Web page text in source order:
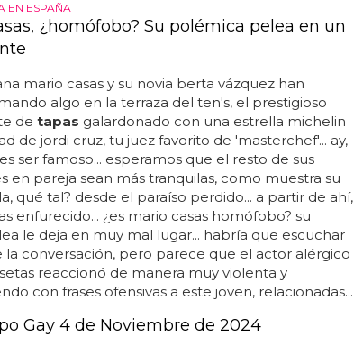
EN ESPAÑA
¿homófobo? Su polémica pelea en un
mario casas y su novia berta vázquez han
algo en la terraza del ten's, el prestigioso
de tapas galardonado con una estrella michelin
de jordi cruz, tu juez favorito de 'masterchef'... ay,
ser famoso... esperamos que el resto de sus
en pareja sean más tranquilas, como muestra su
qué tal? desde el paraíso perdido... a partir de ahí,
enfurecido... ¿es mario casas homófobo? su
le deja en muy mal lugar... habría que escuchar
la conversación, pero parece que el actor alérgico
reaccionó de manera muy violenta y
con frases ofensivas a este joven, relacionadas...
Gay 4 de Noviembre de 2024